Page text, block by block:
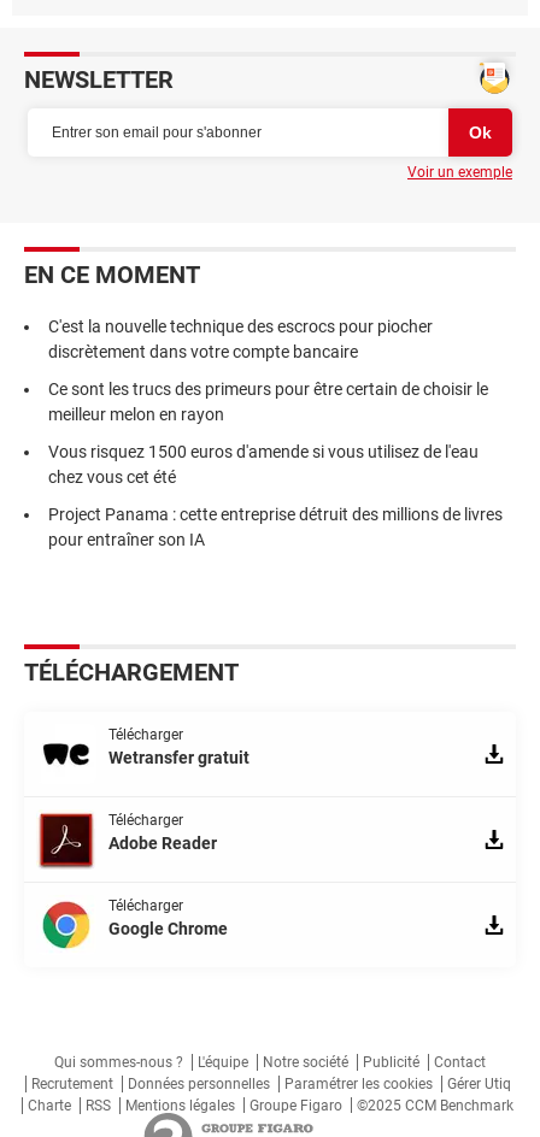
NEWSLETTER
Voir un exemple
EN CE MOMENT
C'est la nouvelle technique des escrocs pour piocher
discrètement dans votre compte bancaire
Ce sont les trucs des primeurs pour être certain de choisir le
meilleur melon en rayon
Vous risquez 1500 euros d'amende si vous utilisez de l'eau
chez vous cet été
Project Panama : cette entreprise détruit des millions de livres
pour entraîner son IA
TÉLÉCHARGEMENT
Télécharger
Wetransfer gratuit
Télécharger
Adobe Reader
Télécharger
Google Chrome
Qui sommes-nous ? L'équipe Notre société Publicité
Contact
Recrutement
Données personnelles Paramétrer les cookies
Gérer Utiq
Charte
RSS Mentions légales Groupe Figaro ©2025 CCM Benchmark